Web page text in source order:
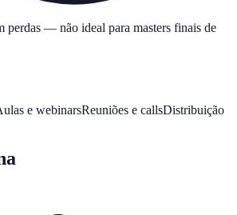
perdas — não ideal para masters finais de
e webinarsReuniões e callsDistribuição